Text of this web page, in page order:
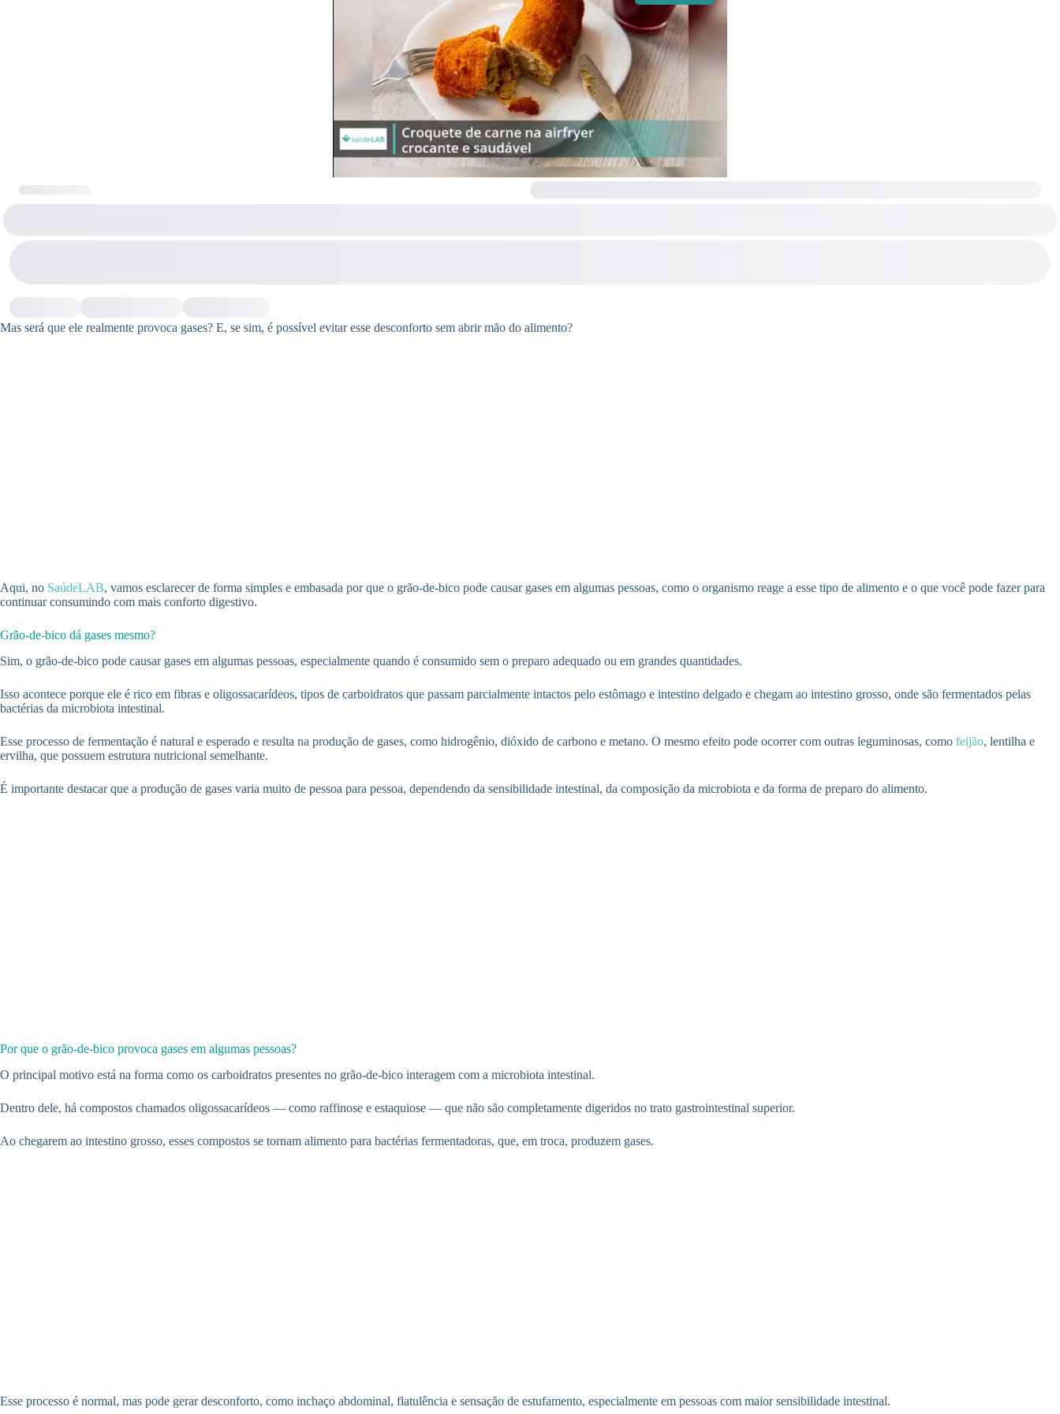
Mas será que ele realmente provoca gases? E, se sim, é possível evitar esse desconforto sem abrir mão do alimento?
Aqui, no SaúdeLAB, vamos esclarecer de forma simples e embasada por que o grão-de-bico pode causar gases em algumas pessoas, como o organismo reage a esse tipo de alimento e o que você pode fazer para
continuar consumindo com mais conforto digestivo.
Grão-de-bico dá gases mesmo?
Sim, o grão-de-bico pode causar gases em algumas pessoas, especialmente quando é consumido sem o preparo adequado ou em grandes quantidades.
Isso acontece porque ele é rico em fibras e oligossacarídeos, tipos de carboidratos que passam parcialmente intactos pelo estômago e intestino delgado e chegam ao intestino grosso, onde são fermentados pelas
bactérias da microbiota intestinal.
Esse processo de fermentação é natural e esperado e resulta na produção de gases, como hidrogênio, dióxido de carbono e metano. O mesmo efeito pode ocorrer com outras leguminosas, como feijão, lentilha e
ervilha, que possuem estrutura nutricional semelhante.
É importante destacar que a produção de gases varia muito de pessoa para pessoa, dependendo da sensibilidade intestinal, da composição da microbiota e da forma de preparo do alimento.
Por que o grão-de-bico provoca gases em algumas pessoas?
O principal motivo está na forma como os carboidratos presentes no grão-de-bico interagem com a microbiota intestinal.
Dentro dele, há compostos chamados oligossacarídeos — como raffinose e estaquiose — que não são completamente digeridos no trato gastrointestinal superior.
Ao chegarem ao intestino grosso, esses compostos se tornam alimento para bactérias fermentadoras, que, em troca, produzem gases.
Esse processo é normal, mas pode gerar desconforto, como inchaço abdominal, flatulência e sensação de estufamento, especialmente em pessoas com maior sensibilidade intestinal.